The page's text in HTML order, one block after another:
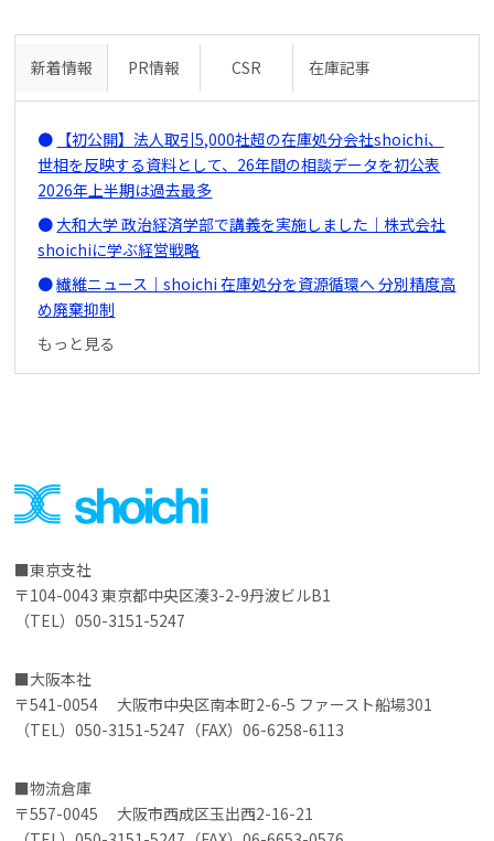
新着情報 PR情報 CSR 在庫記事
【初公開】法人取引5,000社超の在庫処分会社shoichi、
世相を反映する資料として、26年間の相談データを初公表
2026年上半期は過去最多
大和大学 政治経済学部で講義を実施しました｜株式会社
shoichiに学ぶ経営戦略
繊維ニュース｜shoichi 在庫処分を資源循環へ 分別精度高
め廃棄抑制
もっと見る
東京支社
〒104-0043 東京都中央区湊3-2-9丹波ビルB1
（TEL）050-3151-5247
大阪本社
〒541-0054 大阪市中央区南本町2-6-5 ファースト船場301
（TEL）050-3151-5247（FAX）06-6258-6113
物流倉庫
〒557-0045 大阪市西成区玉出西2-16-21